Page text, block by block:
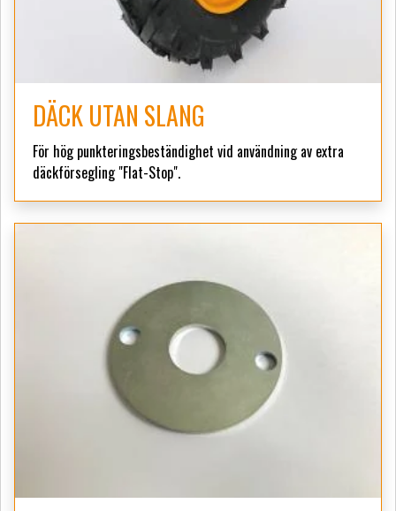
DÄCK UTAN SLANG
För hög punkteringsbeständighet vid användning av extra
däckförsegling "Flat-Stop".